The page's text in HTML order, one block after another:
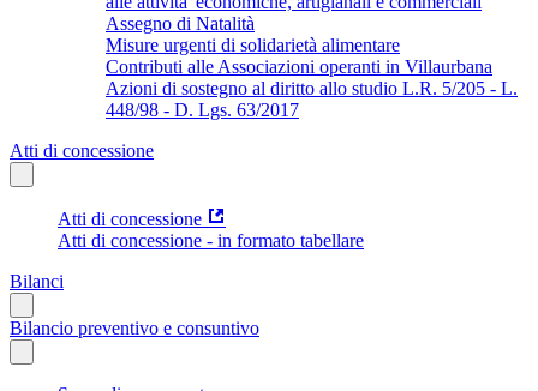
Assegno di Natalità
Misure urgenti di solidarietà alimentare
Contributi alle Associazioni operanti in Villaurbana
Azioni di sostegno al diritto allo studio L.R. 5/205 - L.
448/98 - D. Lgs. 63/2017
Atti di concessione
Atti di concessione
Atti di concessione - in formato tabellare
Bilanci
Bilancio preventivo e consuntivo